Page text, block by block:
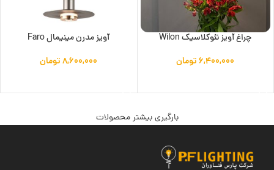
چراغ آویز نئوکلاسیک Wilon
۶,۴۰۰,۰۰۰تومان
آویز مدرن مینیمال Faro
۸,۶۰۰,۰۰۰تومان
بارگیری بیشتر محصولات